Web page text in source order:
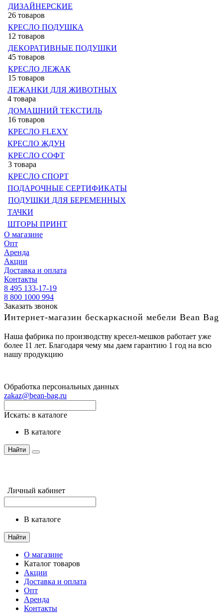
ДИЗАЙНЕРСКИЕ
26 товаров
КРЕСЛО ПОДУШКА
12 товаров
ДЕКОРАТИВНЫЕ ПОДУШКИ
45 товаров
КРЕСЛО ЛЕЖАК
15 товаров
ЛЕЖАНКИ ДЛЯ ЖИВОТНЫХ
4 товара
ДОМАШНИЙ ТЕКСТИЛЬ
16 товаров
КРЕСЛО FLEXY
КРЕСЛО ЖДУН
КРЕСЛО СОФТ
3 товара
КРЕСЛО СПОРТ
ПОДАРОЧНЫЕ СЕРТИФИКАТЫ
ПОДУШКИ ДЛЯ БЕРЕМЕННЫХ
ТАЧКИ
ШТОРЫ ПРИНТ
О магазине
Опт
Аренда
Акции
Доставка и оплата
Контакты
8 495 133-17-19
8 800 1000 994
Заказать звонок
Интернет-магазин бескаркасной мебели Bean Bag
Наша фабрика по производству кресел-мешков работает уже
более 11 лет. Благодаря чему мы даем гарантию 1 год на всю
нашу продукцию
Обработка персональных данных
zakaz@bean-bag.ru
Искать: в каталоге
в каталоге
Найти
Личный кабинет
в каталоге
Найти
О магазине
Каталог товаров
Акции
Доставка и оплата
Опт
Аренда
Контакты